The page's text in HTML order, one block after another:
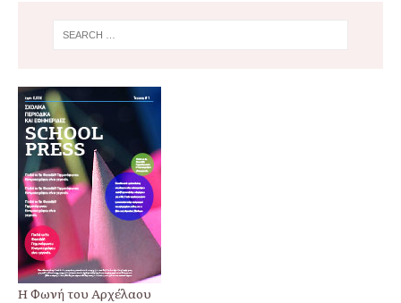
Η Φωνή του Αρχέλαου